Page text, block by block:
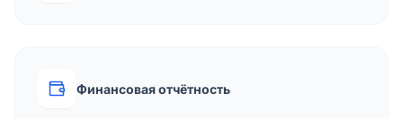
Финансовая отчётность